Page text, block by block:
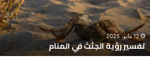
12 مايو، 2025
تفسير رؤية الجثث في المنام